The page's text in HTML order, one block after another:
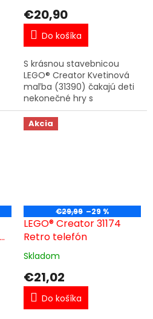
€20,90
Do košíka
S krásnou stavebnicou
LEGO® Creator Kvetinová
maľba (31390) čakajú deti
nekonečné hry s
umeleckým nádychom aj
vystavenia. Farebná
kvetinová hračka prináša z
Akcia
€29,99 –29 %
LEGO® Creator 31174
Retro telefón
Skladom
€21,02
Do košíka